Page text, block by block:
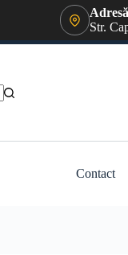
Str.
Contact